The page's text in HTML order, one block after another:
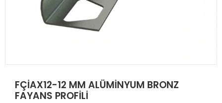
FÇİAX12-12 MM ALÜMİNYUM BRONZ
FAYANS PROFİLİ